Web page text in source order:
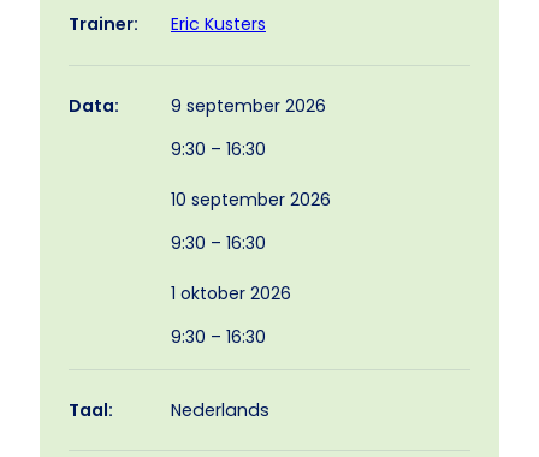
Trainer: Eric Kusters
Data:
9 september 2026
9:30 – 16:30
10 september 2026
9:30 – 16:30
1 oktober 2026
9:30 – 16:30
Taal: Nederlands